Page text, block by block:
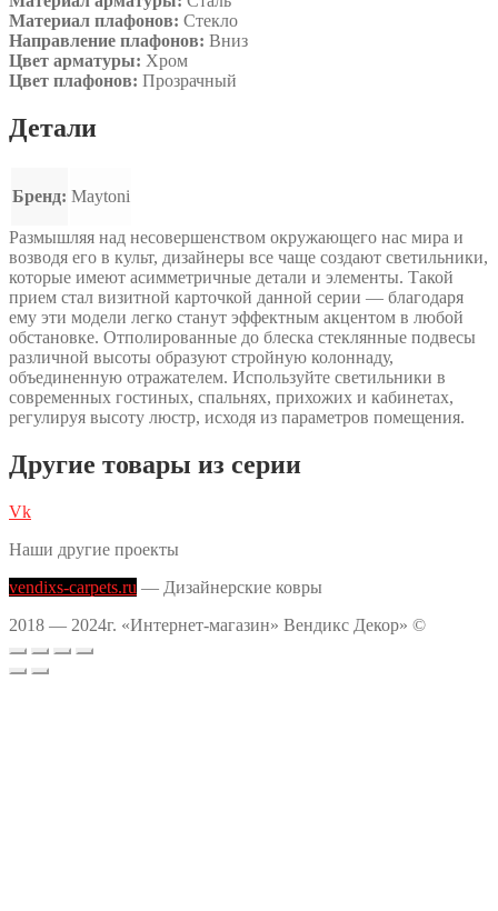
Материал плафонов: Стекло
Направление плафонов: Вниз
Цвет арматуры: Хром
Цвет плафонов: Прозрачный
Детали
Бренд: Maytoni
Размышляя над несовершенством окружающего нас мира и
возводя его в культ, дизайнеры все чаще создают светильники,
которые имеют асимметричные детали и элементы. Такой
прием стал визитной карточкой данной серии — благодаря
ему эти модели легко станут эффектным акцентом в любой
обстановке. Отполированные до блеска стеклянные подвесы
различной высоты образуют стройную колоннаду,
объединенную отражателем. Используйте светильники в
современных гостиных, спальнях, прихожих и кабинетах,
регулируя высоту люстр, исходя из параметров помещения.
Другие товары из серии
Vk
Наши другие проекты
vendixs-carpets.ru — Дизайнерские ковры
2018 — 2024г. «Интернет-магазин» Вендикс Декор» ©